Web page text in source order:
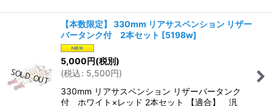
【本数限定】 330mm リアサスペンション リザー
バータンク付 2本セット [5198w]
5,000円(税別)
(税込: 5,500円)
330mm リアサスペンション リザーバータンク
付 ホワイト×レッド 2本セット 【適合】 汎